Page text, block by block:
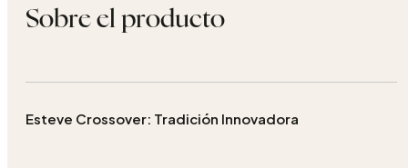
Sobre el producto
Esteve Crossover: Tradición Innovadora